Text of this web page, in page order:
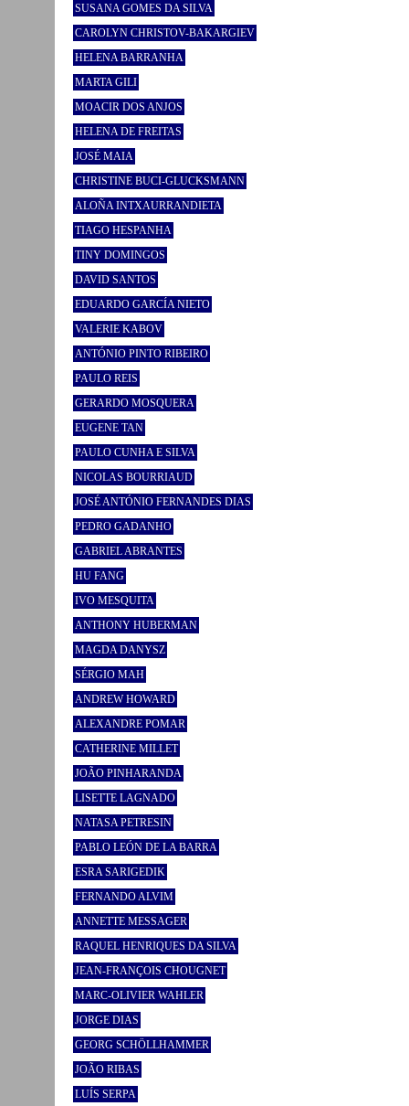
SUSANA GOMES DA SILVA
CAROLYN CHRISTOV-BAKARGIEV
HELENA BARRANHA
MARTA GILI
MOACIR DOS ANJOS
HELENA DE FREITAS
JOSÉ MAIA
CHRISTINE BUCI-GLUCKSMANN
ALOÑA INTXAURRANDIETA
TIAGO HESPANHA
TINY DOMINGOS
DAVID SANTOS
EDUARDO GARCÍA NIETO
VALERIE KABOV
ANTÓNIO PINTO RIBEIRO
PAULO REIS
GERARDO MOSQUERA
EUGENE TAN
PAULO CUNHA E SILVA
NICOLAS BOURRIAUD
JOSÉ ANTÓNIO FERNANDES DIAS
PEDRO GADANHO
GABRIEL ABRANTES
HU FANG
IVO MESQUITA
ANTHONY HUBERMAN
MAGDA DANYSZ
SÉRGIO MAH
ANDREW HOWARD
ALEXANDRE POMAR
CATHERINE MILLET
JOÃO PINHARANDA
LISETTE LAGNADO
NATASA PETRESIN
PABLO LEÓN DE LA BARRA
ESRA SARIGEDIK
FERNANDO ALVIM
ANNETTE MESSAGER
RAQUEL HENRIQUES DA SILVA
JEAN-FRANÇOIS CHOUGNET
MARC-OLIVIER WAHLER
JORGE DIAS
GEORG SCHÖLLHAMMER
JOÃO RIBAS
LUÍS SERPA